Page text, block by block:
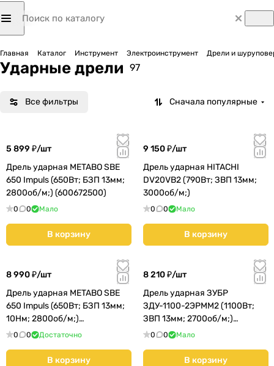
Главная Каталог Инструмент Электроинструмент Дрели и
Ударные дрели 97
Все фильтры Сначала популярные
5 899 ₽/шт
Дрель ударная METABO SBE
650 Impuls (650Вт; БЗП 13мм;
2800об/м;) (600672500)
0 0 Мало
В корзину
9 150 ₽/шт
Дрель ударная HITACHI
DV20VB2 (790Вт; ЗВП 13мм;
3000об/м;)
0 0 Мало
В корзину
8 990 ₽/шт
Дрель ударная METABO SBE
650 Impuls (650Вт; БЗП 13мм;
10Нм; 2800об/м;)
(600672000)
0 0 Достаточно
В корзину
8 210 ₽/шт
Дрель ударная ЗУБР
ЗДУ-1100-2ЭРММ2 (1100Вт;
ЗВП 13мм; 2700об/м;)
(ЗДУ-1100-2 ЭРММ2) КМС01
0 0 Мало
В корзину